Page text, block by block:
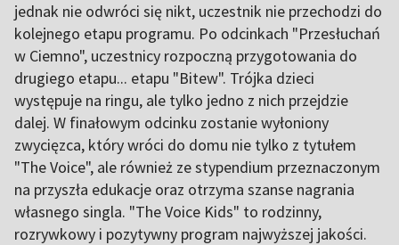
jednak nie odwróci się nikt, uczestnik nie przechodzi do
kolejnego etapu programu. Po odcinkach "Przesłuchań
w Ciemno", uczestnicy rozpoczną przygotowania do
drugiego etapu... etapu "Bitew". Trójka dzieci
występuje na ringu, ale tylko jedno z nich przejdzie
dalej. W finałowym odcinku zostanie wyłoniony
zwycięzca, który wróci do domu nie tylko z tytułem
"The Voice", ale również ze stypendium przeznaczonym
na przyszła edukacje oraz otrzyma szanse nagrania
własnego singla. "The Voice Kids" to rodzinny,
rozrywkowy i pozytywny program najwyższej jakości.